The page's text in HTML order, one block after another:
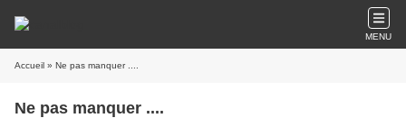
MENU
Accueil » Ne pas manquer ....
Ne pas manquer ....